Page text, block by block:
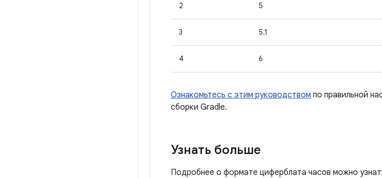
2 5
3 5.1
4 6
Ознакомьтесь с этим руководством по правильной
сборки Gradle.
Узнать больше
Подробнее о формате циферблата часов можно